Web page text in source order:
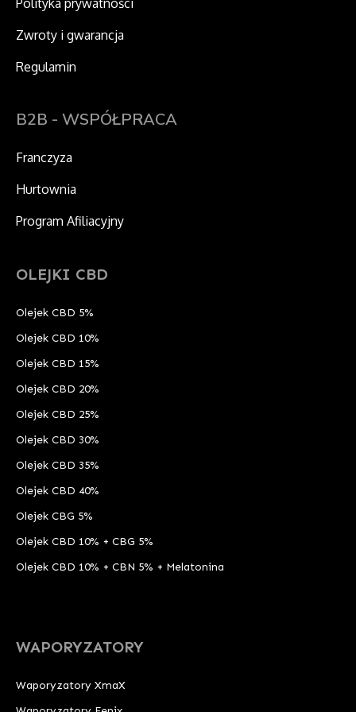
Polityka prywatności
Zwroty i gwarancja
Regulamin
B2B - WSPÓŁPRACA
Franczyza
Hurtownia
Program Afiliacyjny
OLEJKI CBD
Olejek CBD 5%
Olejek CBD 10%
Olejek CBD 15%
Olejek CBD 20%
Olejek CBD 25%
Olejek CBD 30%
Olejek CBD 35%
Olejek CBD 40%
Olejek CBG 5%
Olejek CBD 10% + CBG 5%
Olejek CBD 10% + CBN 5% + Melatonina
WAPORYZATORY
Waporyzatory XmaX